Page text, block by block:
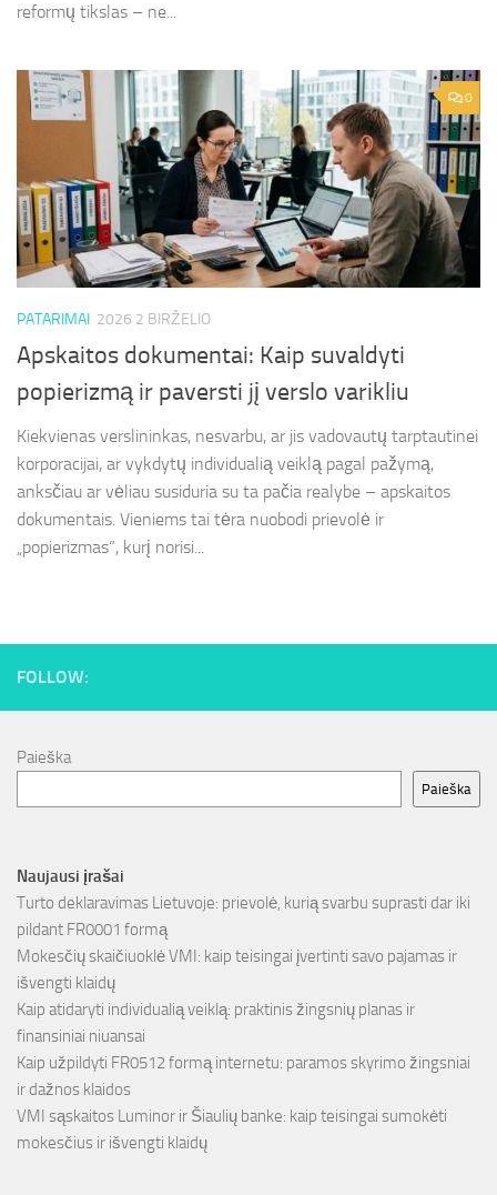
reformų tikslas – ne...
0
PATARIMAI 2026 2 BIRŽELIO
Apskaitos dokumentai: Kaip suvaldyti
popierizmą ir paversti jį verslo varikliu
Kiekvienas verslininkas, nesvarbu, ar jis vadovautų tarptautinei
korporacijai, ar vykdytų individualią veiklą pagal pažymą,
anksčiau ar vėliau susiduria su ta pačia realybe – apskaitos
dokumentais. Vieniems tai tėra nuobodi prievolė ir
„popierizmas“, kurį norisi...
FOLLOW:
Paieška
Paieška
Naujausi įrašai
Turto deklaravimas Lietuvoje: prievolė, kurią svarbu suprasti dar iki
pildant FR0001 formą
Mokesčių skaičiuoklė VMI: kaip teisingai įvertinti savo pajamas ir
išvengti klaidų
Kaip atidaryti individualią veiklą: praktinis žingsnių planas ir
finansiniai niuansai
Kaip užpildyti FR0512 formą internetu: paramos skyrimo žingsniai
ir dažnos klaidos
VMI sąskaitos Luminor ir Šiaulių banke: kaip teisingai sumokėti
mokesčius ir išvengti klaidų